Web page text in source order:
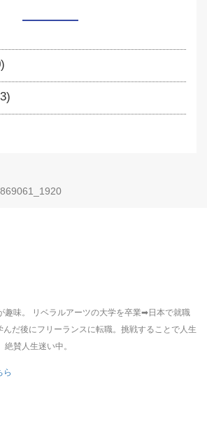
趣味。 リベラルアーツの大学を卒業➡日本で就職
だ後にフリーランスに転職。挑戦することで人生
賛人生迷い中。
ら